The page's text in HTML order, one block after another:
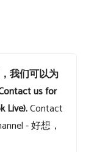
我们可以为
us for
Live).Contact
- 好想，